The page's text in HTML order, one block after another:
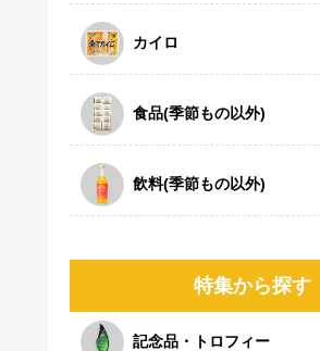
カイロ
食品(季節もの以外)
飲料(季節もの以外)
特集から探す
記念品・トロフィー